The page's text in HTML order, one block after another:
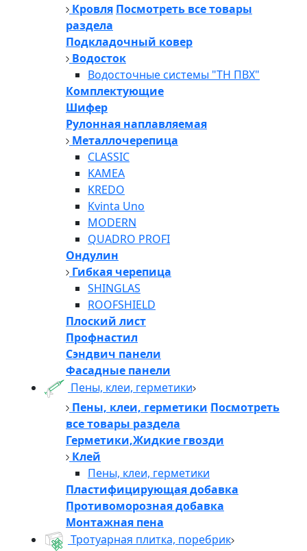
Кровля Посмотреть все товары
раздела
Подкладочный ковер
Водосток
Водосточные системы "ТН ПВХ"
Комплектующие
Шифер
Рулонная наплавляемая
Металлочерепица
CLASSIC
KAMEA
KREDO
Kvinta Uno
MODERN
QUADRO PROFI
Ондулин
Гибкая черепица
SHINGLAS
ROOFSHIELD
Плоский лист
Профнастил
Сэндвич панели
Фасадные панели
Пены, клеи, герметики
Пены, клеи, герметики Посмотреть
все товары раздела
Герметики,Жидкие гвозди
Клей
Пены, клеи, герметики
Пластифицирующая добавка
Противоморозная добавка
Монтажная пена
Тротуарная плитка, поребрик